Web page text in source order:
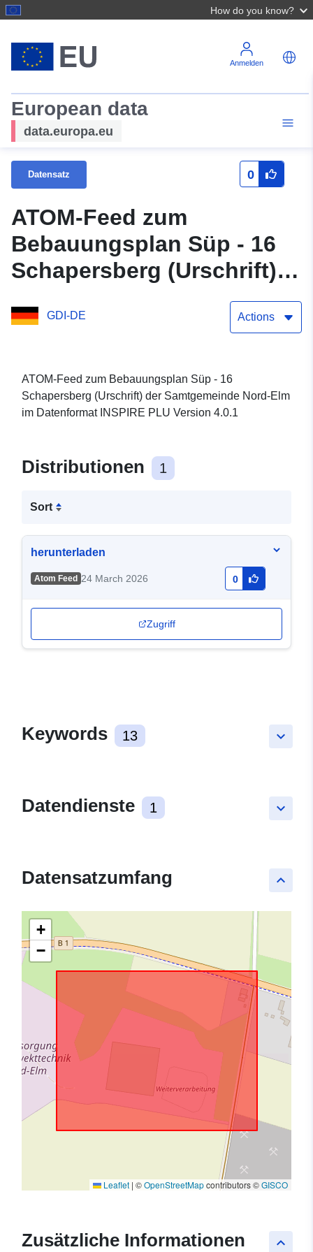
How do you know?
Anmelden
European data
data.europa.eu
Datensatz 0
ATOM-Feed zum
Bebauungsplan Süp - 16
Schapersberg (Urschrift)
der Samtgemeinde Nord-
ElmGDI-DE Actions
ATOM-Feed zum Bebauungsplan Süp - 16
Schapersberg (Urschrift) der Samtgemeinde Nord-Elm
im Datenformat INSPIRE PLU Version 4.0.1
Distributionen 1
Sort
herunterladen
Atom Feed 24 March 2026 0
Zugriff
keyboard_arrow_down
Keywords 13
keyboard_arrow_down
Datendienste 1
keyboard_arrow_up
Datensatzumfang
+
−
Leaflet | ©OpenStreetMapcontributors ©GISCO
keyboard_arrow_up
Zusätzliche Informationen